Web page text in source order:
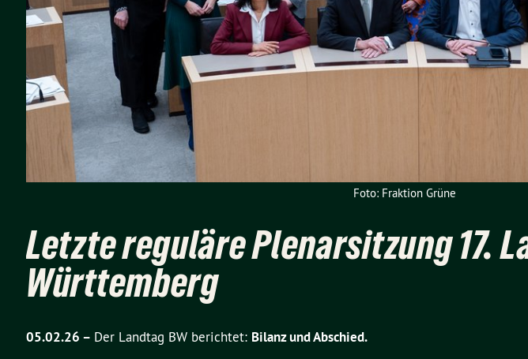
Foto: Fraktion Grüne
Letzte reguläre Plenarsitzung 17.
Württemberg
05.02.26 – Der Landtag BW berichtet: Bilanz und Abschied.